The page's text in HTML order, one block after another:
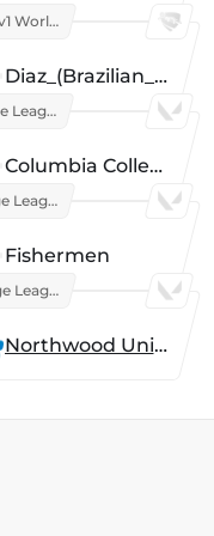
RLCS 2026 - 1v1 World Championship
Diaz_(Brazilian_Player)
PlayVS College League 2025: Fall
Columbia College
PlayVS College League 2025: Fall
Fishermen
PlayVS College League 2025: Fall
Northwood University